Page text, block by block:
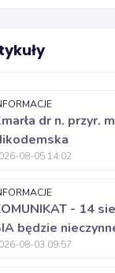
dr n. przyr.
08-05 14:02
- 14
będzie
08-03 09:57